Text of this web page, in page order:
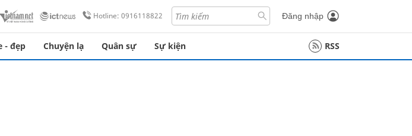
Hotline: 0916118822 Đăng nhập
- đẹp Chuyện lạ Quân sự Sự kiện RSS